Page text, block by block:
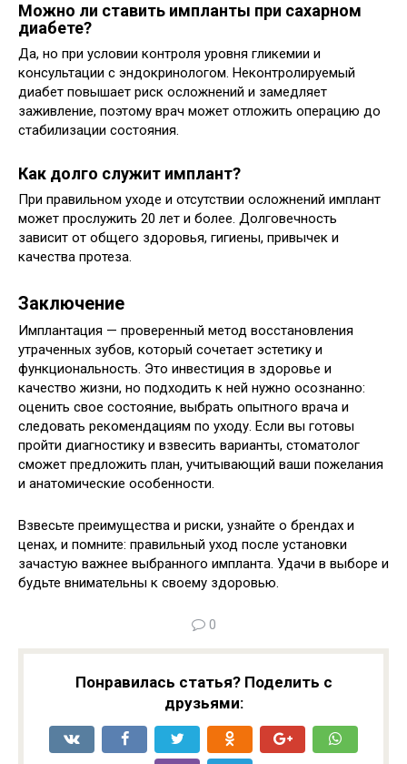
Можно ли ставить импланты при сахарном
диабете?
Да, но при условии контроля уровня гликемии и
консультации с эндокринологом. Неконтролируемый
диабет повышает риск осложнений и замедляет
заживление, поэтому врач может отложить операцию до
стабилизации состояния.
Как долго служит имплант?
При правильном уходе и отсутствии осложнений имплант
может прослужить 20 лет и более. Долговечность
зависит от общего здоровья, гигиены, привычек и
качества протеза.
Заключение
Имплантация — проверенный метод восстановления
утраченных зубов, который сочетает эстетику и
функциональность. Это инвестиция в здоровье и
качество жизни, но подходить к ней нужно осознанно:
оценить свое состояние, выбрать опытного врача и
следовать рекомендациям по уходу. Если вы готовы
пройти диагностику и взвесить варианты, стоматолог
сможет предложить план, учитывающий ваши пожелания
и анатомические особенности.
Взвесьте преимущества и риски, узнайте о брендах и
ценах, и помните: правильный уход после установки
зачастую важнее выбранного импланта. Удачи в выборе и
будьте внимательны к своему здоровью.
0
Понравилась статья? Поделить с
друзьями: